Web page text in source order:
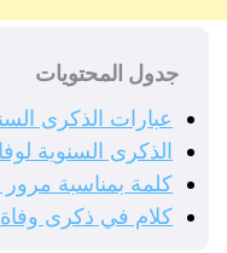
جدول المحتويات
عبارات الذكرى
الذكرى السنوية
كلمة بمناسبة
كلام في ذكرى